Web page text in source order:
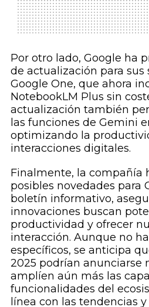
Por otro lado, Google ha
de actualización para sus
Google One, que ahora
NotebookLM Plus sin
actualización también
las funciones de Gemini
optimizando la
interacciones digitales.
Finalmente, la compañía
posibles novedades para
boletín informativo,
innovaciones buscan
productividad y ofrecer
interacción. Aunque no
específicos, se anticipa
2025 podrían anunciarse
amplíen aún más las
funcionalidades del
línea con las tendencias